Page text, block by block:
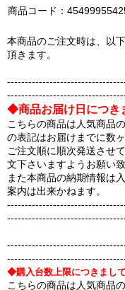
商品コード：
本商品のご注文時は、以
頂きます。
◆商品お届け日につき
こちらの商品は人気商品
の表記はお届けまでに数
ご注文順に順次発送させ
文下さいますようお願い致
また本商品の納期情報は
案内は出来かねます。
◆購入台数上限につきまして
こちらの商品は人気商品